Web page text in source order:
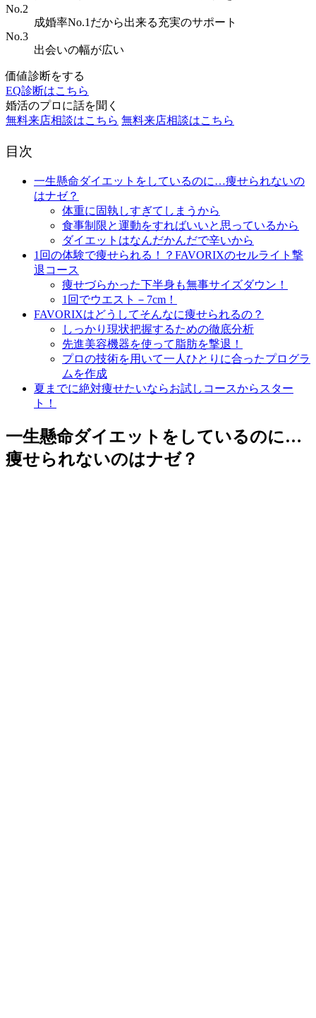
No.2
成婚率No.1だから出来る充実のサポート
No.3
出会いの幅が広い
価値診断をする
EQ診断はこちら
婚活のプロに話を聞く
無料来店相談はこちら 無料来店相談はこちら
目次
一生懸命ダイエットをしているのに…痩せられないの
はナゼ？
体重に固執しすぎてしまうから
食事制限と運動をすればいいと思っているから
ダイエットはなんだかんだで辛いから
1回の体験で痩せられる！？FAVORIXのセルライト撃
退コース
痩せづらかった下半身も無事サイズダウン！
1回でウエスト－7cm！
FAVORIXはどうしてそんなに痩せられるの？
しっかり現状把握するための徹底分析
先進美容機器を使って脂肪を撃退！
プロの技術を用いて一人ひとりに合ったプログラ
ムを作成
夏までに絶対痩せたいならお試しコースからスター
ト！
一生懸命ダイエットをしているのに…
痩せられないのはナゼ？